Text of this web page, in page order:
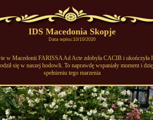
IDS Macedonia Skopje
Data wpisu:10/10/2020
w Macedonii FARISSA Ad Acte zdobyła CACIB i ukończyła
się w naszej hodowli. To naprawdę wspaniały moment i
spełnieniu tego marzenia